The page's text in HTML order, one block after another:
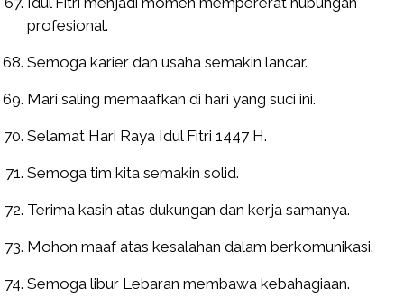
profesional.
Semoga karier dan usaha semakin lancar.
Mari saling memaafkan di hari yang suci ini.
Selamat Hari Raya Idul Fitri 1447 H.
Semoga tim kita semakin solid.
Terima kasih atas dukungan dan kerja samanya.
Mohon maaf atas kesalahan dalam berkomunikasi.
Semoga libur Lebaran membawa kebahagiaan.